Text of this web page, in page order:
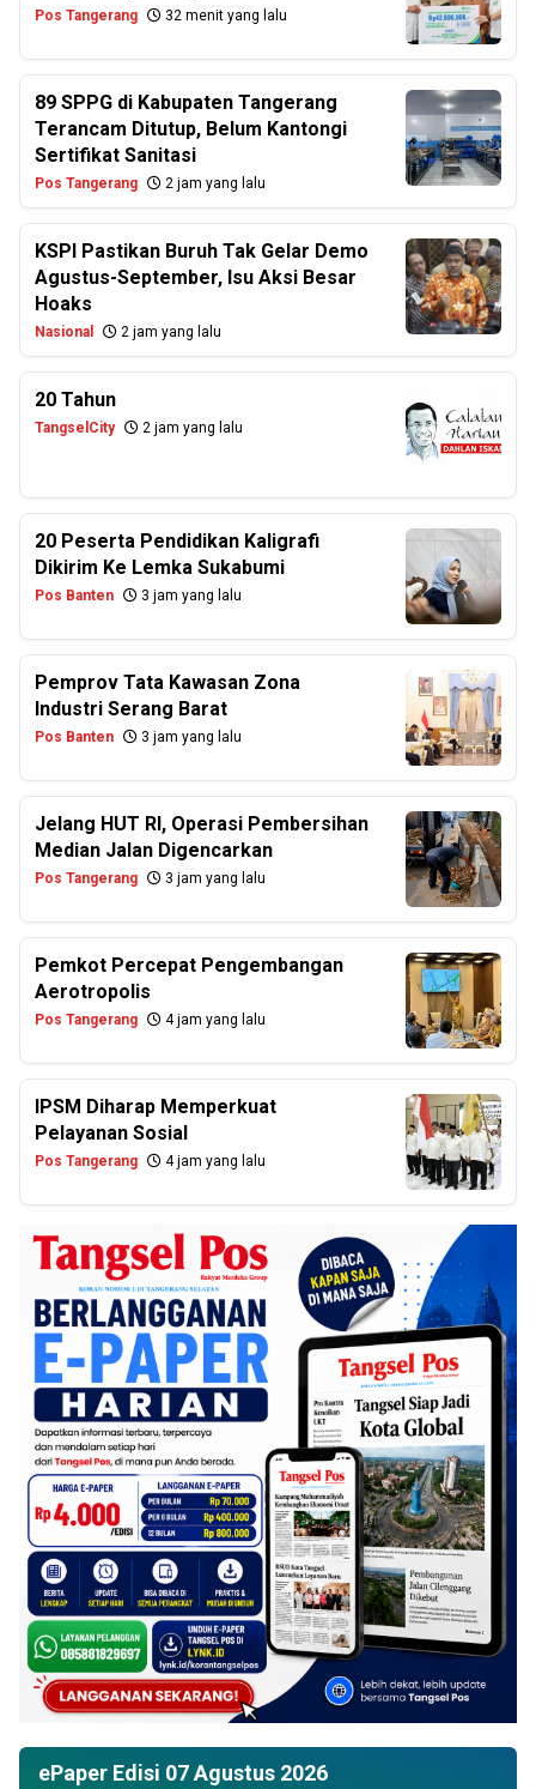
Pos Tangerang 32 menit yang lalu
89 SPPG di Kabupaten Tangerang
Terancam Ditutup, Belum Kantongi
Sertifikat Sanitasi
Pos Tangerang 2 jam yang lalu
KSPI Pastikan Buruh Tak Gelar Demo
Agustus-September, Isu Aksi Besar
Hoaks
Nasional 2 jam yang lalu
20 Tahun
TangselCity 2 jam yang lalu
20 Peserta Pendidikan Kaligrafi
Dikirim Ke Lemka Sukabumi
Pos Banten 3 jam yang lalu
Pemprov Tata Kawasan Zona
Industri Serang Barat
Pos Banten 3 jam yang lalu
Jelang HUT RI, Operasi Pembersihan
Median Jalan Digencarkan
Pos Tangerang 3 jam yang lalu
Pemkot Percepat Pengembangan
Aerotropolis
Pos Tangerang 4 jam yang lalu
IPSM Diharap Memperkuat
Pelayanan Sosial
Pos Tangerang 4 jam yang lalu
ePaper Edisi 07 Agustus 2026